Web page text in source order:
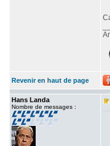
Revenir en haut de page
Hans Landa
Nombre de messages :